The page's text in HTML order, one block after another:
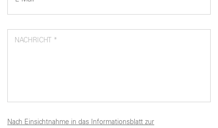
NACHRICHT *
Nach Einsichtnahme in das Informationsblatt zur